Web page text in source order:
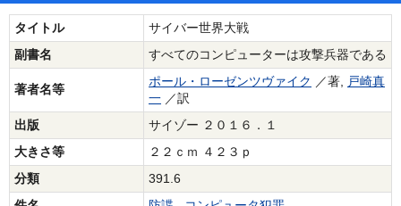
タイトル
サイバー世界大戦
副書名
すべてのコンピューターは攻撃兵器である
著者名等
ポール・ローゼンツヴァイク ／著, 戸崎真
一 ／訳
出版
サイゾー ２０１６．１
大きさ等
２２ｃｍ ４２３ｐ
分類
391.6